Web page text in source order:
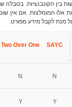
הקונבנציות. בטבלה
מנת לקבל מידע מפורט.
SAYC
Two Over One
N
N
Y
Y